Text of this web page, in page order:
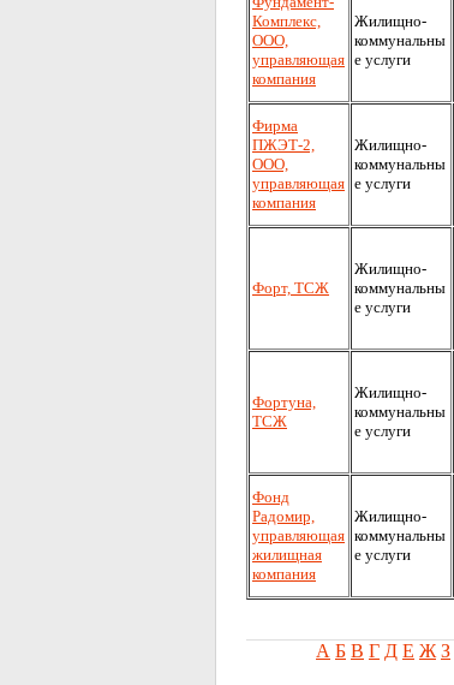
Комплекс,
ООО,
управляющая
компания
Жилищно-
коммунальны
е услуги
Фирма
ПЖЭТ-2,
ООО,
управляющая
компания
Жилищно-
коммунальны
е услуги
Форт, ТСЖ
Жилищно-
коммунальны
е услуги
Фортуна,
ТСЖ
Жилищно-
коммунальны
е услуги
Фонд
Радомир,
управляющая
жилищная
компания
Жилищно-
коммунальны
е услуги
А Б В Г Д Е Ж З